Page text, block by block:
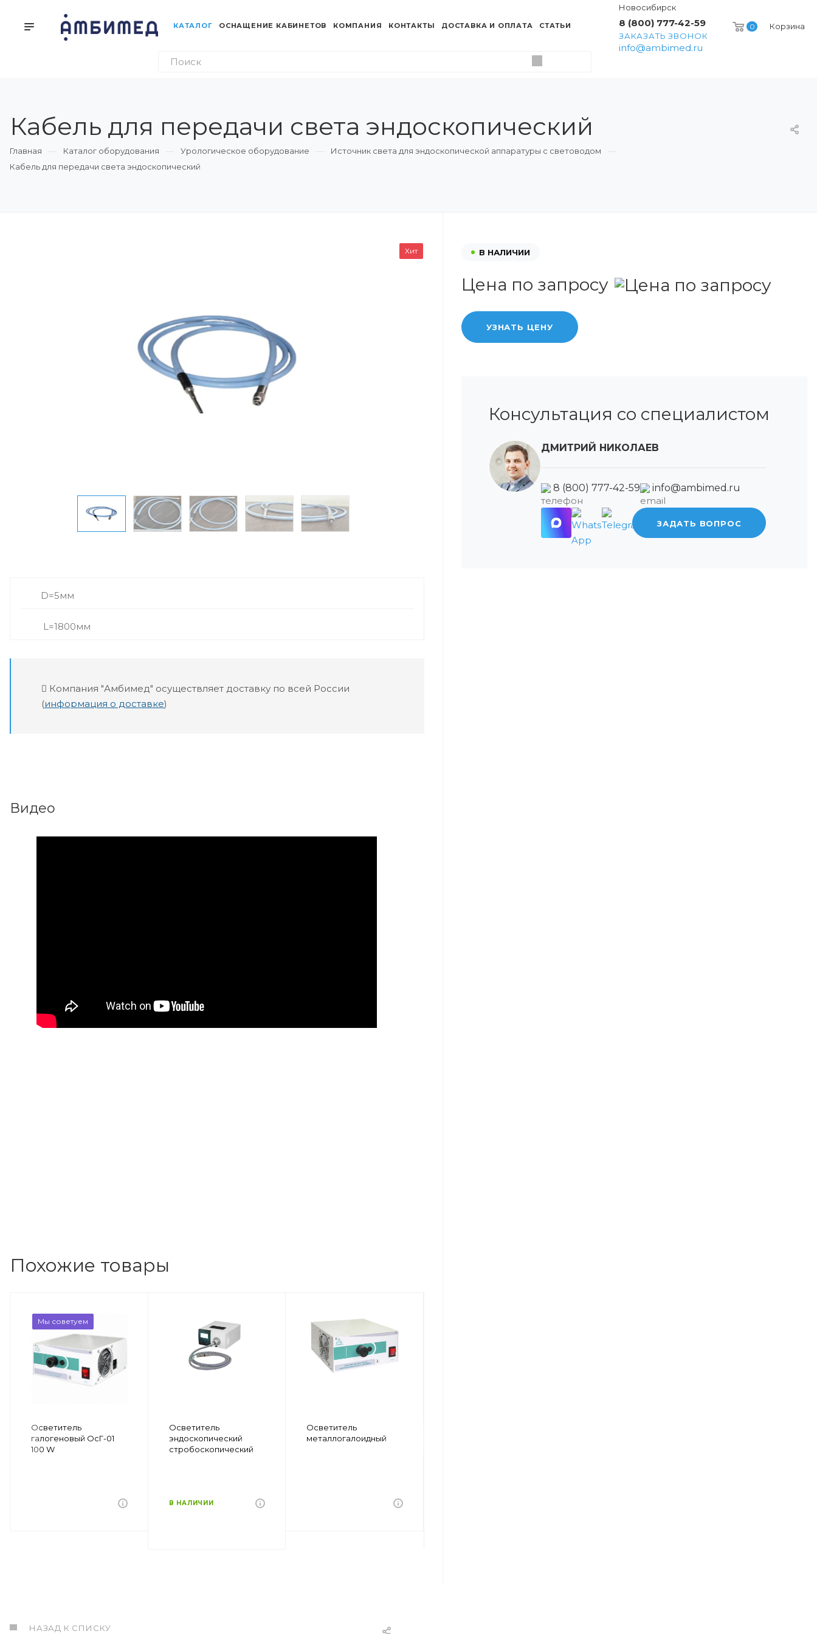
0 Корзина
Новосибирск
8 (800) 777-42-59
ЗАКАЗАТЬ ЗВОНОК
info@ambimed.ru
КАТАЛОГ ОСНАЩЕНИЕ КАБИНЕТОВ КОМПАНИЯ КОНТАКТЫ ДОСТАВКА И ОПЛАТА СТАТЬИ
Кабель для передачи света эндоскопический
Главная Каталог оборудования Урологическое оборудование
Источник света для эндоскопической аппаратуры с световодом
Кабель для передачи света эндоскопический
В НАЛИЧИИ
Цена по запросу
УЗНАТЬ ЦЕНУ
Консультация со специалистом
ДМИТРИЙ НИКОЛАЕВ
8 (800) 777-42-59 info@ambimed.ru
ЗАДАТЬ ВОПРОС
Хит
D=5мм
L=1800мм
Компания "Амбимед" осуществляет доставку по всей России
(информация о доставке)
Видео
Похожие товары
Мы советуем
Осветитель
галогеновый ОсГ-01
100 W
Осветитель
эндоскопический
стробоскопический
В НАЛИЧИИ
Осветитель
металлогалоидный
НАЗАД К СПИСКУ